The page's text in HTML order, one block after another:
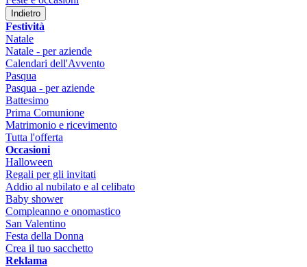
Indietro
Festività
Natale
Natale - per aziende
Calendari dell'Avvento
Pasqua
Pasqua - per aziende
Battesimo
Prima Comunione
Matrimonio e ricevimento
Tutta l'offerta
Occasioni
Halloween
Regali per gli invitati
Addio al nubilato e al celibato
Baby shower
Compleanno e onomastico
San Valentino
Festa della Donna
Crea il tuo sacchetto
Reklama